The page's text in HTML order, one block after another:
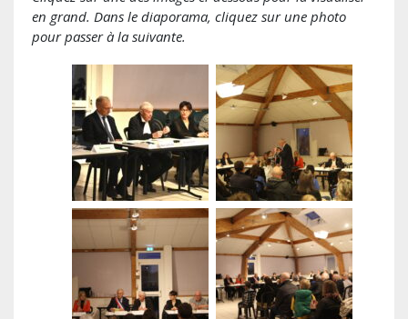
en grand. Dans le diaporama, cliquez sur une photo
pour passer à la suivante.